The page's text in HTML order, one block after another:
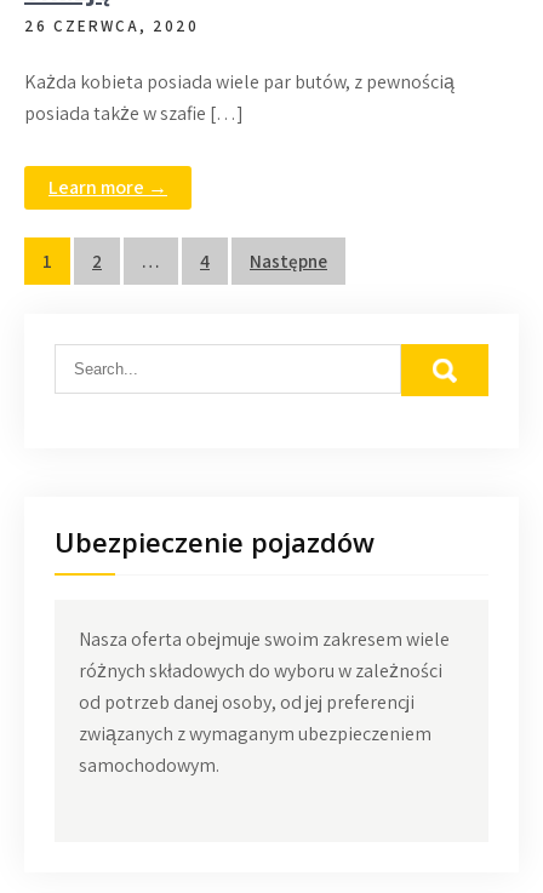
26 CZERWCA, 2020
Każda kobieta posiada wiele par butów, z pewnością
posiada także w szafie […]
Learn more →
Stronicowanie
wpisów
1 2 … 4 Następne
Ubezpieczenie pojazdów
Nasza oferta obejmuje swoim zakresem wiele
różnych składowych do wyboru w zależności
od potrzeb danej osoby, od jej preferencji
związanych z wymaganym ubezpieczeniem
samochodowym.